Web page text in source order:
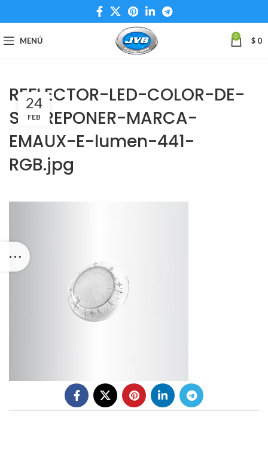
MENÚ 0 $0
REFLECTOR-LED-COLOR-DE-
SOBREPONER-MARCA-
EMAUX-E-lumen-441-
RGB.jpg
24
FEB